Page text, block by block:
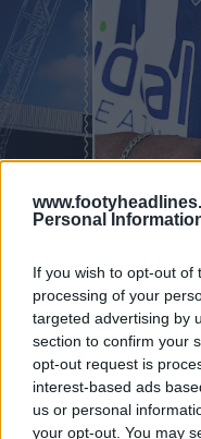
Personal
If you wish to opt-out of
processing of your
targeted advertising by
section to confirm your
opt-out request is
interest-based ads
us or personal
your opt-out. You may